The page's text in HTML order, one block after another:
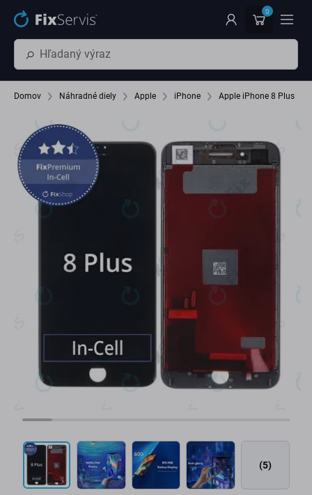
Preskočiť na hlavný obsah 0
Domov Náhradné diely Apple iPhone Apple iPhone 8 Plus
(5)